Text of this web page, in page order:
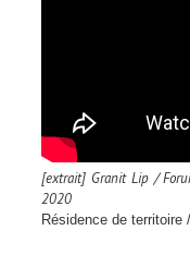
[extrait] Granit Lip /
2020
Résidence de territoire